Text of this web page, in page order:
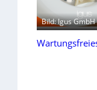
Bild: Igus GmbH